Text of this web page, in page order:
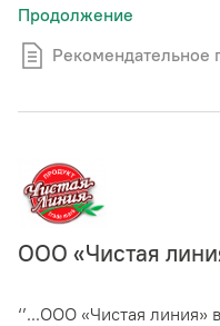
Продолжение
Рекомендательное
ООО «Чистая
‘’...ООО «Чистая